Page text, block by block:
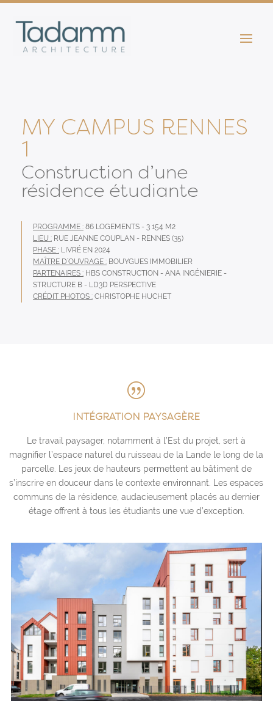
MY CAMPUS RENNES
1
Construction d’une
résidence étudiante
PROGRAMME : 86 LOGEMENTS - 3 154 M2
LIEU : RUE JEANNE COUPLAN - RENNES (35)
PHASE : LIVRÉ EN 2024
MAÎTRE D’OUVRAGE : BOUYGUES IMMOBILIER
PARTENAIRES : HBS CONSTRUCTION - ANA INGÉNIERIE -
STRUCTURE B - LD3D PERSPECTIVE
CRÉDIT PHOTOS : CHRISTOPHE HUCHET
|
INTÉGRATION PAYSAGÈRE
Le travail paysager, notamment à l’Est du projet, sert à
magnifier l’espace naturel du ruisseau de la Lande le long de la
parcelle. Les jeux de hauteurs permettent au bâtiment de
s’inscrire en douceur dans le contexte environnant. Les espaces
communs de la résidence, audacieusement placés au dernier
étage offrent à tous les étudiants une vue d’exception.